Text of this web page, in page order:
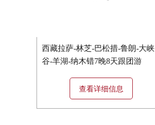
西藏拉萨-林芝-巴松措-鲁朗-大峡
谷-羊湖-纳木错7晚8天跟团游
查看详细信息